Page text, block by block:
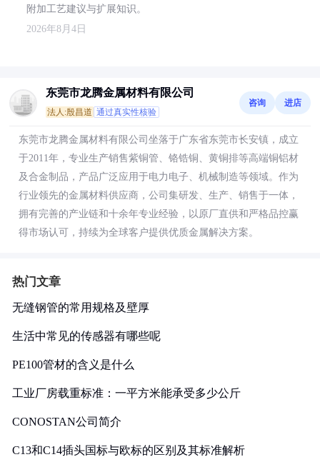
附加工艺建议与扩展知识。
2026年8月4日
东莞市龙腾金属材料有限公司
法人:殷昌道 通过真实性核验
咨询 进店
东莞市龙腾金属材料有限公司坐落于广东省东莞市长安镇，成立
于2011年，专业生产销售紫铜管、铬锆铜、黄铜排等高端铜铝材
及合金制品，产品广泛应用于电力电子、机械制造等领域。作为
行业领先的金属材料供应商，公司集研发、生产、销售于一体，
拥有完善的产业链和十余年专业经验，以原厂直供和严格品控赢
得市场认可，持续为全球客户提供优质金属解决方案。
热门文章
无缝钢管的常用规格及壁厚
生活中常见的传感器有哪些呢
PE100管材的含义是什么
工业厂房载重标准：一平方米能承受多少公斤
CONOSTAN公司简介
C13和C14插头国标与欧标的区别及其标准解析